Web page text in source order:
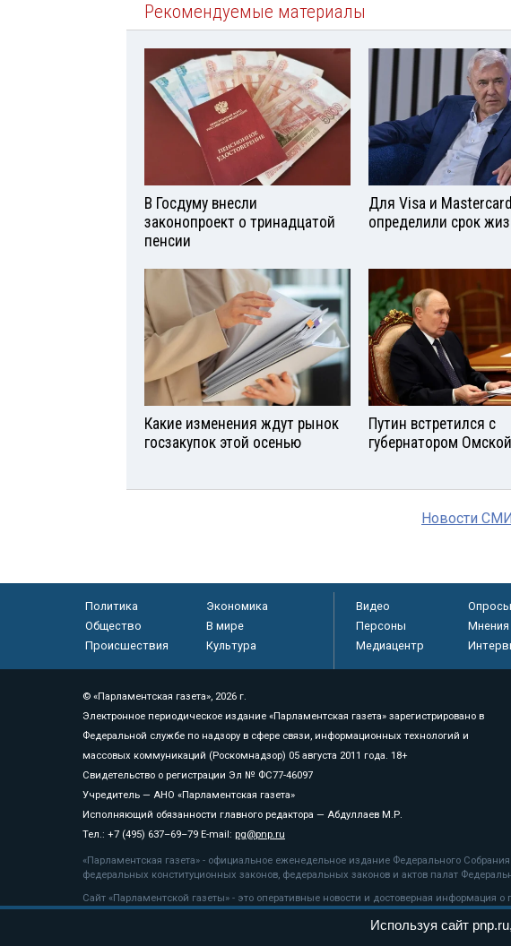
Рекомендуемые материалы
В Госдуму внесли
законопроект о тринадцатой
пенсии
Для Visа и Mastercard
определили срок
Какие изменения ждут рынок
госзакупок этой осенью
Путин встретился с
губернатором
Новости
Политика
Экономика
Общество
В мире
Происшествия
Культура
Видео Опросы
Персоны
Мнения
Медиацентр
© «Парламентская газета», 2026 г.
Электронное периодическое издание «Парламентская газета» зарегистрировано в
Федеральной службе по надзору в сфере связи, информационных технологий и
массовых коммуникаций (Роскомнадзор) 05 августа 2011 года. 18+
Свидетельство о регистрации Эл № ФС77-46097
Учредитель — АНО «Парламентская газета»
Исполняющий обязанности главного редактора — Абдуллаев М.Р.
Тел.: +7 (495) 637–69–79 E-mail: pg@pnp.ru
«Парламентская газета» - официальное еженедельное издание Федерального
федеральных конституционных законов, федеральных законов и актов палат
Сайт «Парламентской газеты» - это оперативные новости и достоверная информация
«Парламентской газеты» активная ссылка на pnp.ru обязательна.
рекомендательные технологии
Используя сайт